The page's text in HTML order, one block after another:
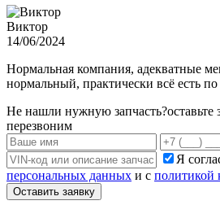
Виктор
14/06/2024
Нормальная компания, адекватные
нормальный, практически всё есть
Не нашли нужную запчасть?
перезвоним
Я
персональных данных и с политикой
Оставить заявку